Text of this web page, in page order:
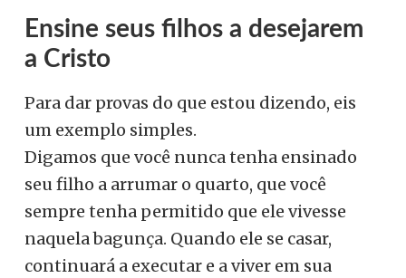
Ensine seus filhos a desejarem
a Cristo
Para dar provas do que estou dizendo, eis
um exemplo simples.
Digamos que você nunca tenha ensinado
seu filho a arrumar o quarto, que você
sempre tenha permitido que ele vivesse
naquela bagunça. Quando ele se casar,
continuará a executar e a viver em sua